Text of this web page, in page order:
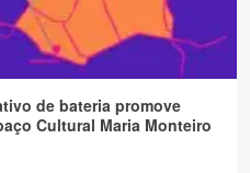
de bateria promove
Cultural Maria Monteiro